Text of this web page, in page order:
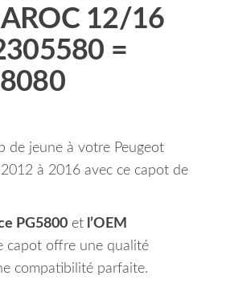
12/16
=
de jeune à votre Peugeot
à 2016 avec ce capot de
PG5800 et l’OEM
capot offre une qualité
compatibilité parfaite.